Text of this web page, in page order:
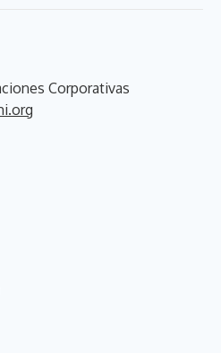
Corporativas